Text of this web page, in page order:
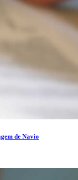
de Navio